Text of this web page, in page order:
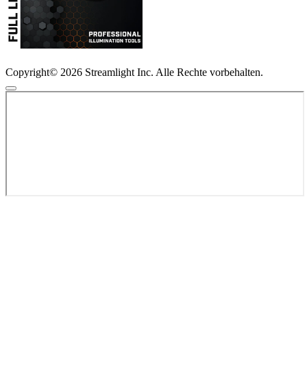
Copyright© 2026 Streamlight Inc. Alle Rechte vorbehalten.